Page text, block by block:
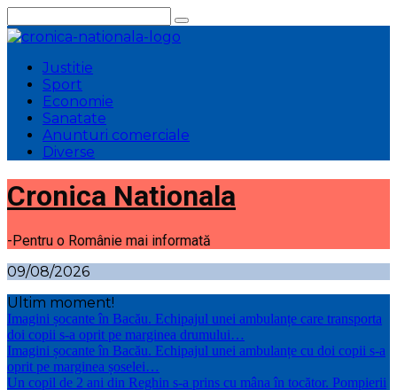
la
conținut
Justitie
Sport
Economie
Sanatate
Anunturi comerciale
Diverse
Cronica Nationala
-Pentru o Românie mai informată
09/08/2026
Ultim moment!
Imagini șocante în Bacău. Echipajul unei ambulanțe care transporta
doi copii s-a oprit pe marginea drumului…
Imagini șocante în Bacău. Echipajul unei ambulanțe cu doi copii s-a
oprit pe marginea șoselei…
Un copil de 2 ani din Reghin s-a prins cu mâna în tocător. Pompierii